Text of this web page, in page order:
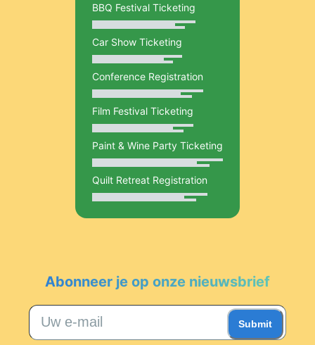
BBQ Festival Ticketing
Car Show Ticketing
Conference Registration
Film Festival Ticketing
Paint & Wine Party Ticketing
Quilt Retreat Registration
Abonneer je op onze nieuwsbrief
Submit